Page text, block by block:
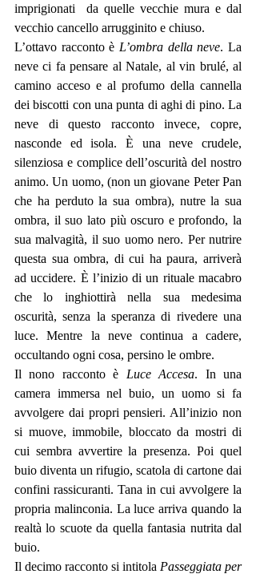
imprigionati  da quelle vecchie mura e dal
vecchio cancello arrugginito e chiuso.
L’ottavo racconto è L’ombra della neve. La
neve ci fa pensare al Natale, al vin brulé, al
camino acceso e al profumo della cannella
dei biscotti con una punta di aghi di pino. La
neve di questo racconto invece, copre,
nasconde ed isola. È una neve crudele,
silenziosa e complice dell’oscurità del nostro
animo. Un uomo, (non un giovane Peter Pan
che ha perduto la sua ombra), nutre la sua
ombra, il suo lato più oscuro e profondo, la
sua malvagità, il suo uomo nero. Per nutrire
questa sua ombra, di cui ha paura, arriverà
ad uccidere. È l’inizio di un rituale macabro
che lo inghiottirà nella sua medesima
oscurità, senza la speranza di rivedere una
luce. Mentre la neve continua a cadere,
occultando ogni cosa, persino le ombre.
Il nono racconto è Luce Accesa. In una
camera immersa nel buio, un uomo si fa
avvolgere dai propri pensieri. All’inizio non
si muove, immobile, bloccato da mostri di
cui sembra avvertire la presenza. Poi quel
buio diventa un rifugio, scatola di cartone dai
confini rassicuranti. Tana in cui avvolgere la
propria malinconia. La luce arriva quando la
realtà lo scuote da quella fantasia nutrita dal
buio.
Il decimo racconto si intitola Passeggiata per